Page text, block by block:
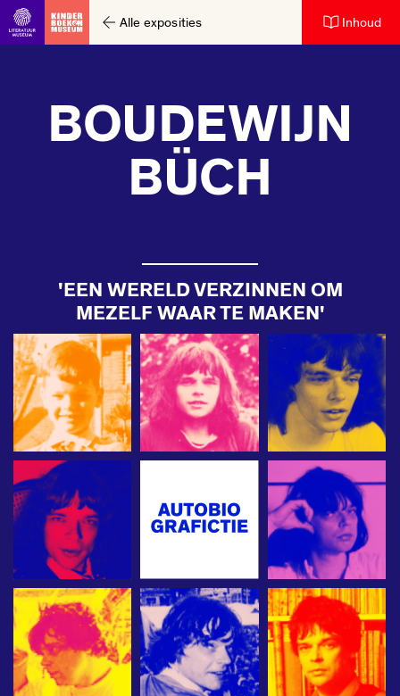
Ga direct naar inhoudAlle exposities Inhoud
BOUDEWIJN
BÜCH
'EEN WERELD VERZINNEN OM
MEZELF WAAR TE MAKEN'